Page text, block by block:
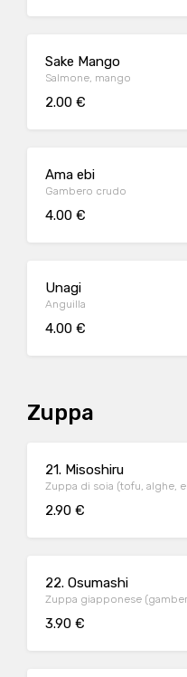
Sake Mango
Salmone, mango
2.00 €
Ama ebi
Gambero crudo
4.00 €
Unagi
Anguilla
4.00 €
Zuppa
21. Misoshiru
Zuppa di soia (tofu, alghe,
2.90 €
22. Osumashi
Zuppa giapponese
3.90 €